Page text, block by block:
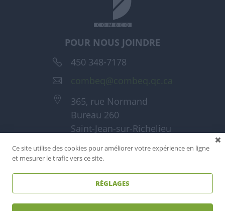
POUR NOUS JOINDRE
450 348-7178
365, rue Normand
Bureau 260
Saint-Jean-sur-Richelieu
Tous droits réservés - Combeq 2026
Ce site utilise des cookies pour améliorer votre expérience en ligne
et mesurer le trafic vers ce site.
RÉGLAGES